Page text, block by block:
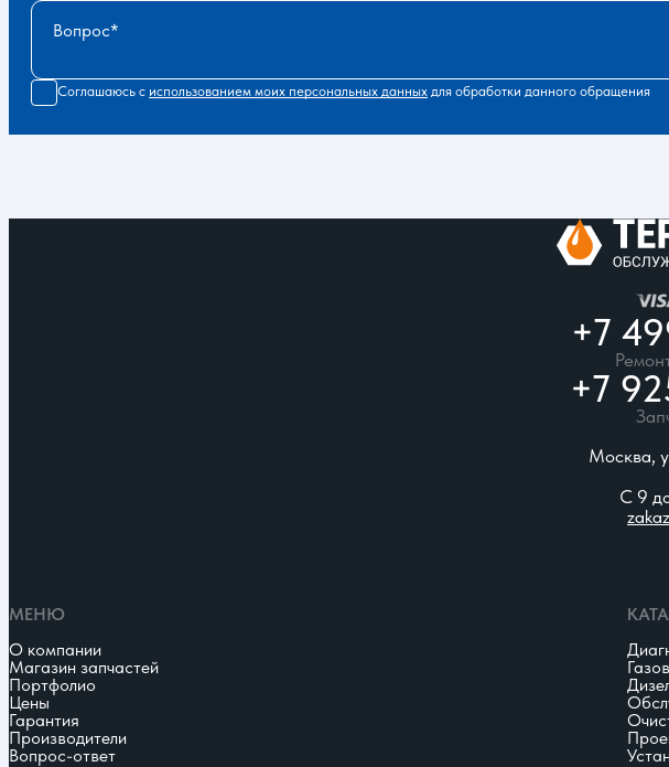
Вопрос
Соглашаюсь с использованием моих персональных данных для обработки данного обращения
+7
+7
Москва,
С 9
МЕНЮ
О компании
Магазин запчастей
Портфолио
Цены
Гарантия
Производители
Вопрос-ответ